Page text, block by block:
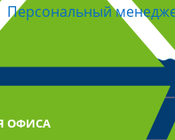
Персональный
ОФИСА